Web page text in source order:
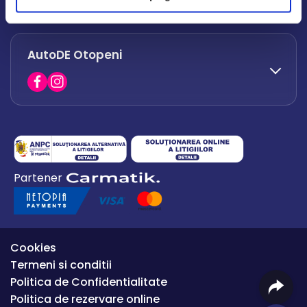
office.afumati@autode.ro
0730 063 852
0730 063 851
AutoDE Otopeni
0754 649 360
office.premium@autode.ro
Partener
Cookies
Termeni si conditii
Politica de Confidentialitate
Politica de rezervare online